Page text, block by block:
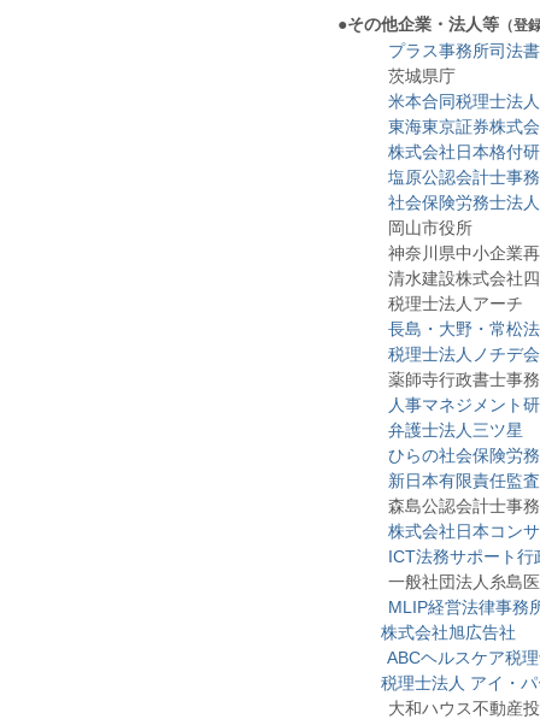
●その他企業・法人等 （登
プラス事務所司法
茨城県庁
米本合同税理士法人
東海東京証券株式
株式会社日本格付
塩原公認会計士事
社会保険労務士法
岡山市役所
神奈川県中小企業
清水建設株式会社
税理士法人アーチ
長島・大野・常松
税理士法人ノチデ
薬師寺行政書士事
人事マネジメント
弁護士法人三ツ星
ひらの社会保険労
新日本有限責任監
森島公認会計士事務
株式会社日本コン
ICT法務サポート行
一般社団法人糸島医
MLIP経営法律事務
株式会社旭広告社
ABCヘルスケア税
税理士法人 アイ・
大和ハウス不動産投